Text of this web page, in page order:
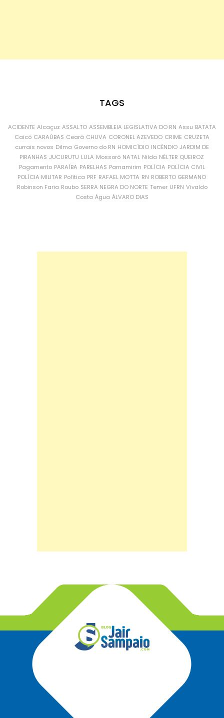
TAGS
ACIDENTE Alcaçuz ASSALTO ASSEMBLEIA LEGISLATIVA DO RN Assu BATATA
Caicó CARAÚBAS Ceará CHUVA CORONEL AZEVEDO CRIME CRUZETA
currais novos Dilma Governo do RN HOMICÍDIO INCÊNDIO JARDIM DE
PIRANHAS JUCURUTU LULA Mossoró NATAL Nilda NÉLTER QUEIROZ
Pagamento PARAÍBA PARELHAS Parnamirim POLÍCIA POLÍCIA CIVIL
POLÍCIA MILITAR Política PRF RAFAEL MOTTA RN ROBERTO GERMANO
Robinson Faria Roubo SERRA NEGRA DO NORTE Temer UFRN Vivaldo
Costa Água ÁLVARO DIAS